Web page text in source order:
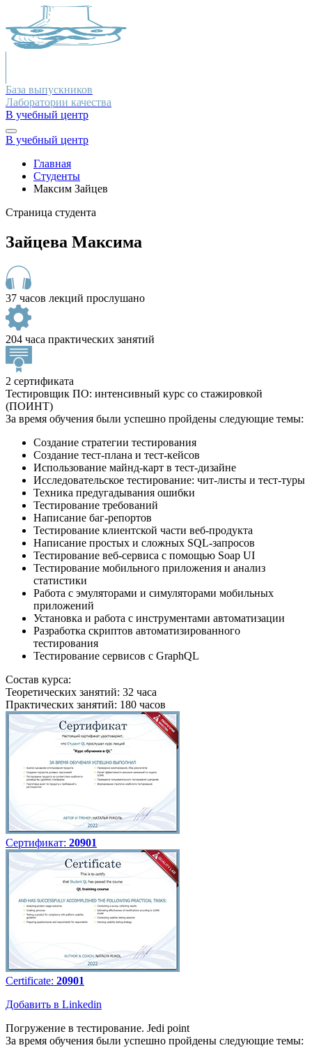
База выпускников
Лаборатории качества
В учебный центр
В учебный центр
Главная
Студенты
Максим Зайцев
Страница студента
Зайцева Максима
37 часов лекций прослушано
204 часа практических занятий
2 сертификата
Тестировщик ПО: интенсивный курс со стажировкой
(ПОИНТ)
За время обучения были успешно пройдены следующие темы:
Создание стратегии тестирования
Создание тест-плана и тест-кейсов
Использование майнд-карт в тест-дизайне
Исследовательское тестирование: чит-листы и тест-туры
Техника предугадывания ошибки
Тестирование требований
Написание баг-репортов
Тестирование клиентской части веб-продукта
Написание простых и сложных SQL-запросов
Тестирование веб-сервиса с помощью Soap UI
Тестирование мобильного приложения и анализ
статистики
Работа с эмуляторами и симуляторами мобильных
приложений
Установка и работа с инструментами автоматизации
Разработка скриптов автоматизированного
тестирования
Тестирование сервисов с GraphQL
Состав курса:
Теоретических занятий: 32 часа
Практических занятий: 180 часов
Сертификат: 20901
Certificate: 20901
Добавить в Linkedin
Погружение в тестирование. Jedi point
За время обучения были успешно пройдены следующие темы: